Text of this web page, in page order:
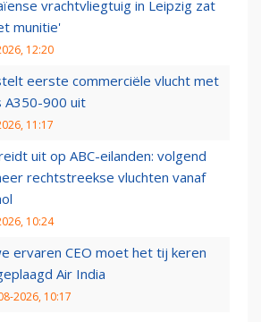
vrachtvliegtuig in Leipzig zat
munitie'
12:20
eerste commerciële vlucht met
A350-900 uit
11:17
uit op ABC-eilanden: volgend
rechtstreekse vluchten vanaf
10:24
ervaren CEO moet het tij keren
Air India
2026, 10:17